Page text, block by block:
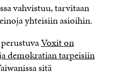
vahvistuu, tarvitaan
yhteisiin asioihin.
Voxit on
demokratian tarpeisiin
sitä